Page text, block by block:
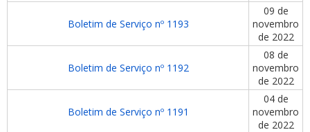
Boletim de Serviço nº 1193
09 de
novembro
de 2022
Boletim de Serviço nº 1192
08 de
novembro
de 2022
Boletim de Serviço nº 1191
04 de
novembro
de 2022